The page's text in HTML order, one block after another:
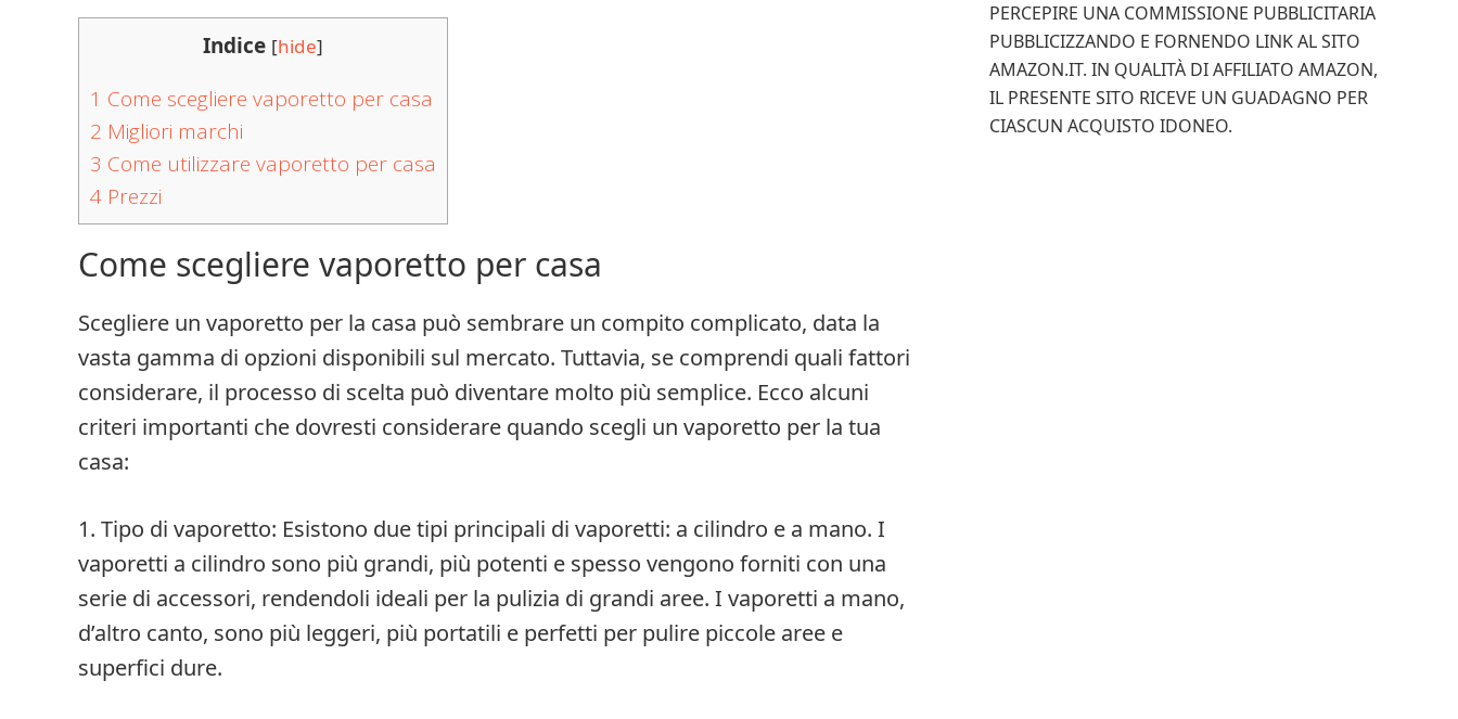
Indice [hide]
1 Come scegliere vaporetto per casa
2 Migliori marchi
3 Come utilizzare vaporetto per casa
4 Prezzi
Come scegliere vaporetto per casa
Scegliere un vaporetto per la casa può sembrare un compito complicato, data la
vasta gamma di opzioni disponibili sul mercato. Tuttavia, se comprendi quali fattori
considerare, il processo di scelta può diventare molto più semplice. Ecco alcuni
criteri importanti che dovresti considerare quando scegli un vaporetto per la tua
casa:
1. Tipo di vaporetto: Esistono due tipi principali di vaporetti: a cilindro e a mano. I
vaporetti a cilindro sono più grandi, più potenti e spesso vengono forniti con una
serie di accessori, rendendoli ideali per la pulizia di grandi aree. I vaporetti a mano,
d’altro canto, sono più leggeri, più portatili e perfetti per pulire piccole aree e
superfici dure.
PERCEPIRE UNA COMMISSIONE PUBBLICITARIA
PUBBLICIZZANDO E FORNENDO LINK AL SITO
AMAZON.IT. IN QUALITÀ DI AFFILIATO AMAZON,
IL PRESENTE SITO RICEVE UN GUADAGNO PER
CIASCUN ACQUISTO IDONEO.